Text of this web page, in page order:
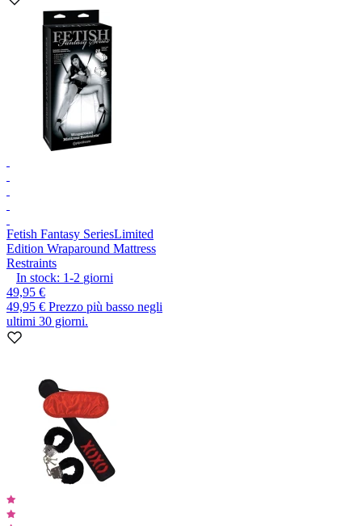
Fetish Fantasy SeriesLimited
Edition Wraparound Mattress
Restraints
In stock: 1-2 giorni
49,95 €
49,95 € Prezzo più basso negli
ultimi 30 giorni.